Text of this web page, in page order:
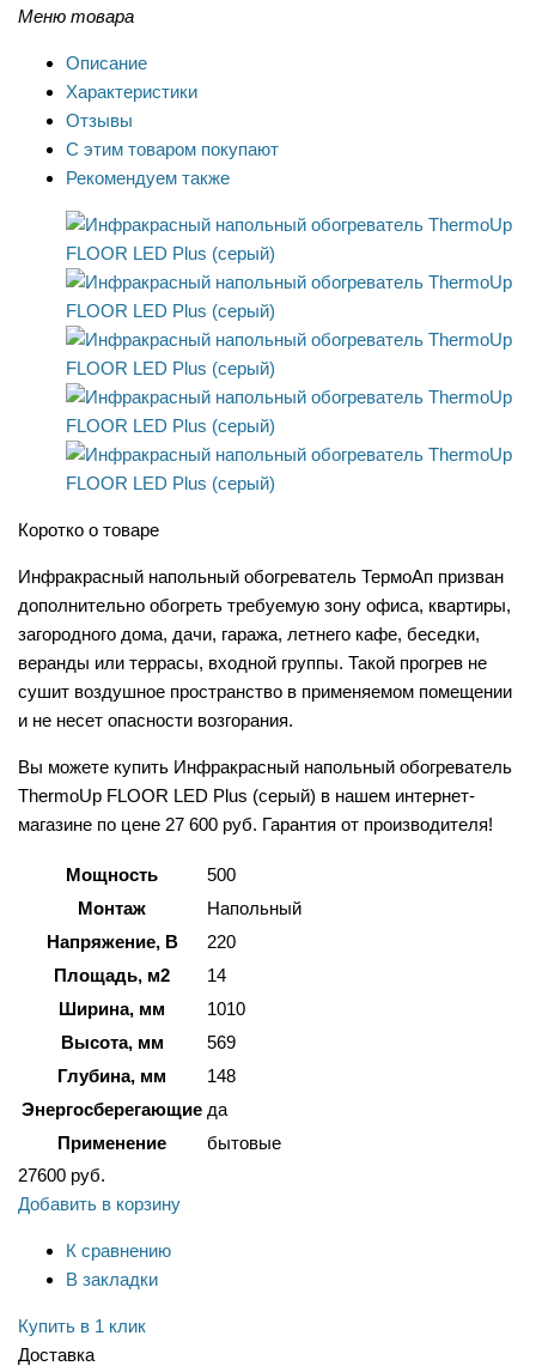
Меню товара
Описание
Характеристики
Отзывы
С этим товаром покупают
Рекомендуем также
Коротко о товаре
Инфракрасный напольный обогреватель ТермоАп призван
дополнительно обогреть требуемую зону офиса, квартиры,
загородного дома, дачи, гаража, летнего кафе, беседки,
веранды или террасы, входной группы. Такой прогрев не
сушит воздушное пространство в применяемом помещении
и не несет опасности возгорания.
Вы можете купить Инфракрасный напольный обогреватель
ThermoUp FLOOR LED Plus (серый) в нашем интернет-
магазине по цене 27 600 руб. Гарантия от производителя!
Мощность
500
Монтаж
Напольный
Напряжение, В
220
Площадь, м2
14
Ширина, мм
1010
Высота, мм
569
Глубина, мм
148
Энергосберегающие да
Применение
бытовые
27600 руб.
Добавить в корзину
К сравнению
В закладки
Купить в 1 клик
Доставка